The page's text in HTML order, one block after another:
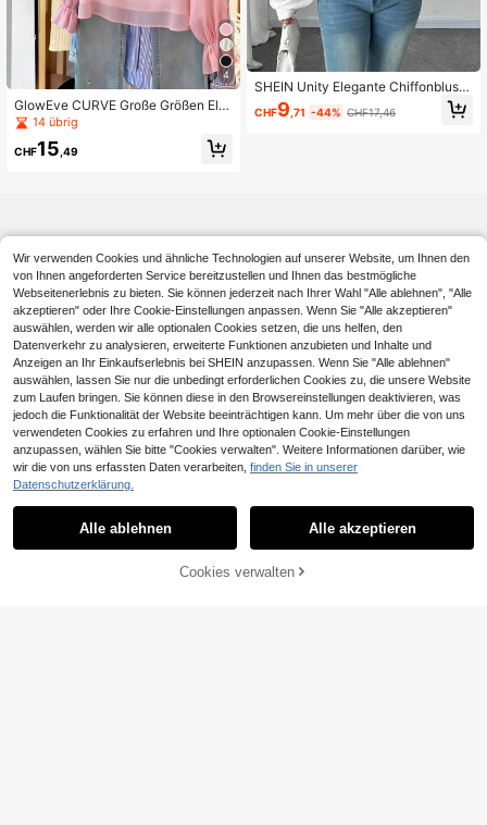
4
GlowEve CURVE Große Größen Ele
gante Chiffon-Bluse mit Blumenmu
ster, Off-Shoulder, Langarm und Str
ass-Verzierung für Damen, Frühling
14 übrig
CHF15 ,49
SHEIN Unity Elegante Chiffonbluse
in Große Größen mit 3D Blumenmus
ter, Langarm, für das Büro
CHF9 ,71 -44% CHF17,46
ZUM WARENKORB HINZUFÜGEN
Wir verwenden Cookies und ähnliche Technologien auf unserer Website, um Ihnen den
von Ihnen angeforderten Service bereitzustellen und Ihnen das bestmögliche
Webseitenerlebnis zu bieten. Sie können jederzeit nach Ihrer Wahl "Alle ablehnen", "Alle
akzeptieren" oder Ihre Cookie-Einstellungen anpassen. Wenn Sie "Alle akzeptieren"
auswählen, werden wir alle optionalen Cookies setzen, die uns helfen, den
Datenverkehr zu analysieren, erweiterte Funktionen anzubieten und Inhalte und
Anzeigen an Ihr Einkaufserlebnis bei SHEIN anzupassen. Wenn Sie "Alle ablehnen"
auswählen, lassen Sie nur die unbedingt erforderlichen Cookies zu, die unsere Website
zum Laufen bringen. Sie können diese in den Browsereinstellungen deaktivieren, was
jedoch die Funktionalität der Website beeinträchtigen kann. Um mehr über die von uns
verwendeten Cookies zu erfahren und Ihre optionalen Cookie-Einstellungen
anzupassen, wählen Sie bitte "Cookies verwalten". Weitere Informationen darüber, wie
wir die von uns erfassten Daten verarbeiten, finden Sie in unserer
Datenschutzerklärung.
Alle ablehnen Alle akzeptieren
Cookies verwalten